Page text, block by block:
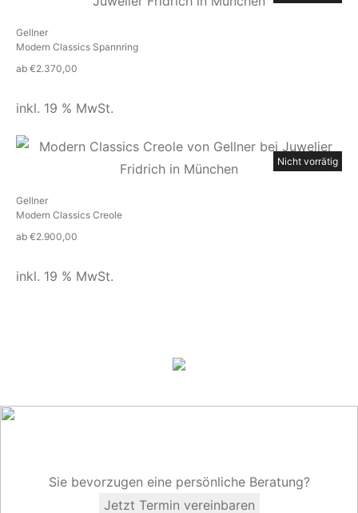
Gellner
Modern Classics Spannring
ab €2.370,00
inkl. 19 % MwSt.
Nicht vorrätig
Gellner
Modern Classics Creole
ab €2.900,00
inkl. 19 % MwSt.
Sie bevorzugen eine persönliche Beratung?
Jetzt Termin vereinbaren